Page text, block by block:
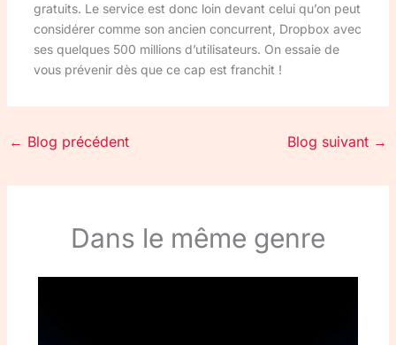
gratuits. Le service est donc loin devant celui qu’on peut
considérer comme son ancien concurrent, Dropbox avec
ses quelques 500 millions d’utilisateurs. On essaie de
vous prévenir dès que ce cap est franchit !
← Blog précédent Blog suivant →
Dans le même genre